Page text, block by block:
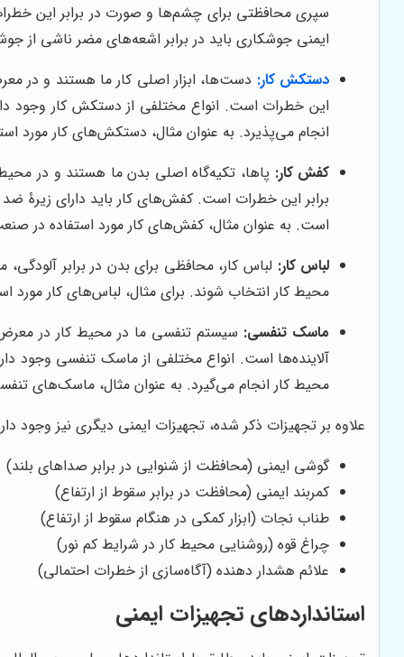
سپری محافظتی برای چشم‌ها و صورت در برابر این
ایمنی جوشکاری باید در برابر اشعه‌های مضر ناشی از
دستکش کار: دست‌ها، ابزار اصلی کار ما هستند و در
این خطرات است. انواع مختلفی از دستکش کار وجود
انجام می‌پذیرد. به عنوان مثال، دستکش‌های کار مورد
کفش کار: پاها، تکیه‌گاه اصلی بدن ما هستند و در
برابر این خطرات است. کفش‌های کار باید دارای زیرۀ
است. به عنوان مثال، کفش‌های کار مورد استفاده در
لباس کار: لباس کار، محافظی برای بدن در برابر
محیط کار انتخاب شوند. برای مثال، لباس‌های کار مورد
ماسک تنفسی: سیستم تنفسی ما در محیط کار در معرض
آلاینده‌ها است. انواع مختلفی از ماسک تنفسی وجود
محیط کار انجام می‌گیرد. به عنوان مثال، ماسک‌های
علاوه بر تجهیزات ذکر شده، تجهیزات ایمنی دیگری نیز وجود
گوشی ایمنی (محافظت از شنوایی در برابر صداهای بلند)
کمربند ایمنی (محافظت در برابر سقوط از ارتفاع)
طناب نجات (ابزار کمکی در هنگام سقوط از ارتفاع)
چراغ قوه (روشنایی محیط کار در شرایط کم نور)
علائم هشدار دهنده (آگاه‌سازی از خطرات احتمالی)
استانداردهای تجهیزات ایمنی